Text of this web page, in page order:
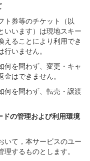
ト券等のチケット（以
いいます）は現地スキー
えることにより利用でき
いません。
何を問わず、変更・キャ
はできません。
何を問わず、転売・譲渡
ドの管理および利用環境
いて，本サービスのユー
するものとします。